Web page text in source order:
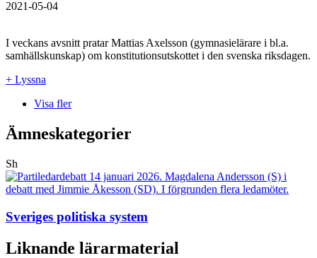
2021-05-04
I veckans avsnitt pratar Mattias Axelsson (gymnasielärare i bl.a.
samhällskunskap) om konstitutionsutskottet i den svenska riksdagen.
+ Lyssna
Visa fler
Ämneskategorier
Sh
Sveriges politiska system
Liknande lärarmaterial